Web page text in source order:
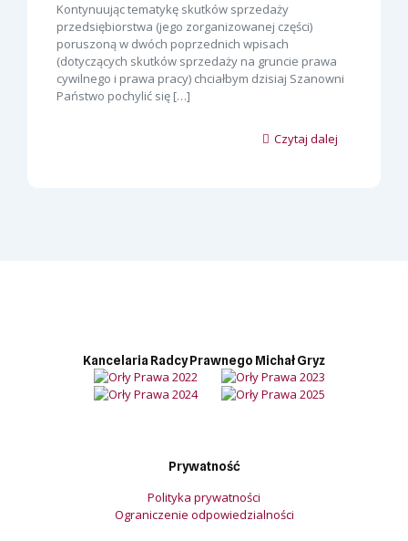
Kontynuując tematykę skutków sprzedaży
przedsiębiorstwa (jego zorganizowanej części)
poruszoną w dwóch poprzednich wpisach
(dotyczących skutków sprzedaży na gruncie prawa
cywilnego i prawa pracy) chciałbym dzisiaj Szanowni
Państwo pochylić się […]
Czytaj dalej
Kancelaria Radcy Prawnego Michał Gryz
Prywatność
Polityka prywatności
Ograniczenie odpowiedzialności